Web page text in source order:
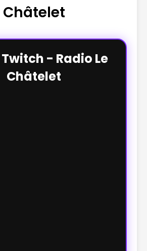
Châtelet
Twitch - Radio Le
Châtelet